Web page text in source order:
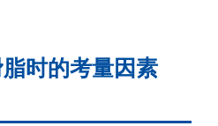
时的考量因素